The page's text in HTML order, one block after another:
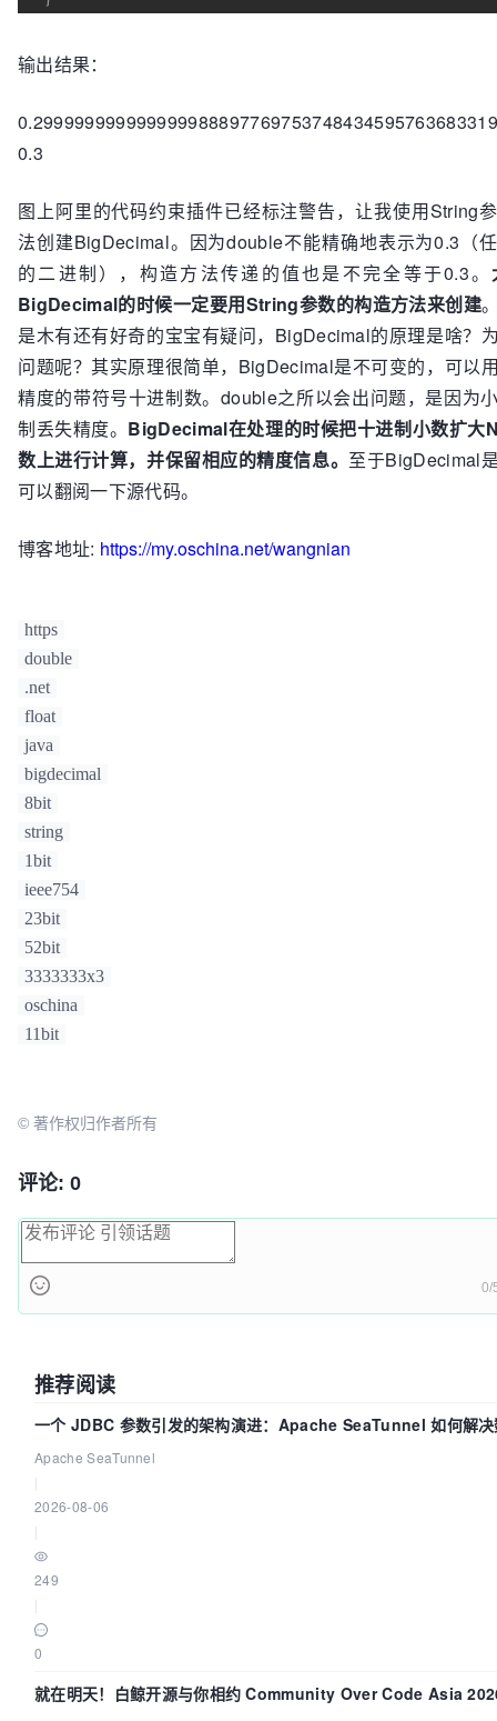
输出结果：
0.3
图上阿里的代码约束插件已经标注警告，让我使用String
法创建BigDecimal。因为double不能精确地表示为0.3（
的二进制），构造方法传递的值也是不完全等于0.3。
BigDecimal的时候一定要用String参数的构造方法来创建
是木有还有好奇的宝宝有疑问，BigDecimal的原理是啥？
问题呢？其实原理很简单，BigDecimal是不可变的，可以
精度的带符号十进制数。double之所以会出问题，是因为
制丢失精度。 BigDecimal在处理的时候把十进制小数扩大
数上进行计算，并保留相应的精度信息。 至于BigDecimal
可以翻阅一下源代码。
博客地址: https://my.oschina.net/wangnian
https
double
.net
float
java
bigdecimal
8bit
string
1bit
ieee754
23bit
52bit
3333333x3
oschina
11bit
© 著作权归作者所有
评论: 0
0/
推荐阅读
一个 JDBC 参数引发的架构演进：Apache SeaTunnel 如何解
的“定时 Flush”难题
Apache SeaTunnel
2026-08-06
249
0
就在明天！白鲸开源与你相约 Community Over Code Asia